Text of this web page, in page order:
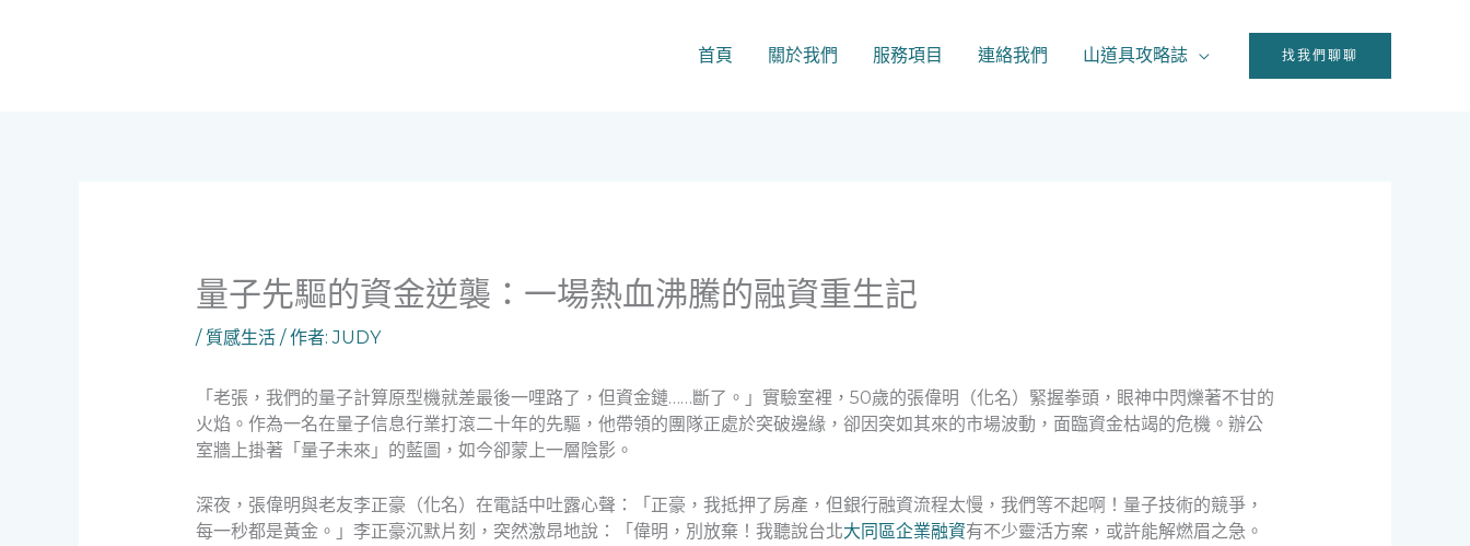
首頁 關於我們 服務項目 連絡我們 山道具攻略誌 找我們聊聊
量子先驅的資金逆襲：一場熱血沸騰的融資重生記
/ 質感生活/ 作者:JUDY
「老張，我們的量子計算原型機就差最後一哩路了，但資金鏈……斷了。」實驗室裡，50歲的張偉明（化名）緊握拳頭，眼神中閃爍著不甘的
火焰。作為一名在量子信息行業打滾二十年的先驅，他帶領的團隊正處於突破邊緣，卻因突如其來的市場波動，面臨資金枯竭的危機。辦公
室牆上掛著「量子未來」的藍圖，如今卻蒙上一層陰影。
深夜，張偉明與老友李正豪（化名）在電話中吐露心聲：「正豪，我抵押了房產，但銀行融資流程太慢，我們等不起啊！量子技術的競爭，
每一秒都是黃金。」李正豪沉默片刻，突然激昂地說：「偉明，別放棄！我聽說台北大同區企業融資有不少靈活方案，或許能解燃眉之急。